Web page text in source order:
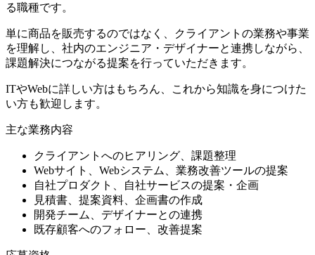
る職種です。
単に商品を販売するのではなく、クライアントの業務や事業
を理解し、社内のエンジニア・デザイナーと連携しながら、
課題解決につながる提案を行っていただきます。
ITやWebに詳しい方はもちろん、これから知識を身につけた
い方も歓迎します。
主な業務内容
クライアントへのヒアリング、課題整理
Webサイト、Webシステム、業務改善ツールの提案
自社プロダクト、自社サービスの提案・企画
見積書、提案資料、企画書の作成
開発チーム、デザイナーとの連携
既存顧客へのフォロー、改善提案